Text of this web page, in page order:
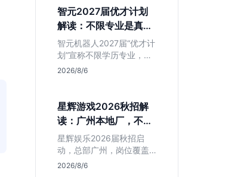
智元2027届优才计划
解读：不限专业是真的
吗？
智元机器人2027届“优才计
划”宣称不限学历专业，实
则聚焦具身智能顶尖人
真等核心方向，帮你判断
是否值得投递及如何准备
硬核项目。
2026/8/6
星辉游戏2026秋招解
读：广州本地厂，不限
专业但薪资面议
星辉娱乐2026届秋招启
动，总部广州，岗位覆盖
技术、美术、策划。PHP
2026/8/6